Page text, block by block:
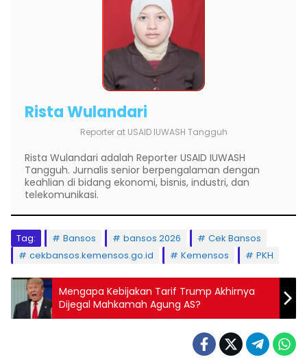
Rista Wulandari
Reporter at USAID IUWASH Tangguh
Rista Wulandari adalah Reporter USAID IUWASH
Tangguh. Jurnalis senior berpengalaman dengan
keahlian di bidang ekonomi, bisnis, industri, dan
telekomunikasi.
Tag: Bansos bansos 2026
Cek Bansos
cekbansos.kemensos.go.id
Kemensos PKH
Mengapa Kebijakan Tarif Trump Akhirnya
Dijegal Mahkamah Agung AS?